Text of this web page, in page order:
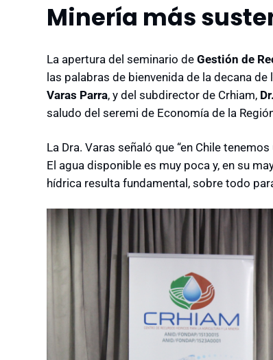
Minería más
La apertura del seminario de Gestión de
las palabras de bienvenida de la decana
Varas Parra, y del subdirector de Crhiam,
saludo del seremi de Economía de la
La Dra. Varas señaló que “en Chile
El agua disponible es muy poca y, en su
hídrica resulta fundamental, sobre todo